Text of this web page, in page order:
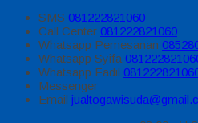
SMS 081222821060
Call Center 081222821060
Whatsapp Pemesanan
Whatsapp Syifa
Whatsapp Fadil
Messenger
Email